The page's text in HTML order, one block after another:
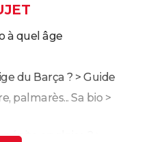
à quel âge
du Barça ? > Guide
palmarès... Sa bio >
anglaise ?